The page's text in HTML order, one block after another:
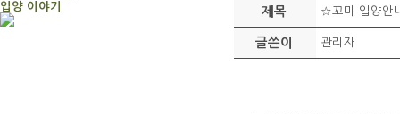
입양 이야기
제목 ☆꼬미 입양안
글쓴이 관리자